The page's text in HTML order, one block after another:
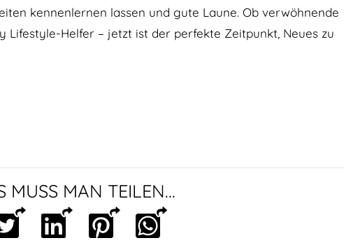
kennenlernen lassen und gute Laune. Ob verwöhnende
Lifestyle-Helfer – jetzt ist der perfekte Zeitpunkt, Neues zu
MUSS MAN TEILEN...